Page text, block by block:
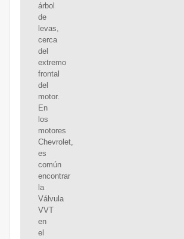
árbol
de
levas,
cerca
del
extremo
frontal
del
motor.
En
los
motores
Chevrolet,
es
común
encontrar
la
Válvula
VVT
en
el